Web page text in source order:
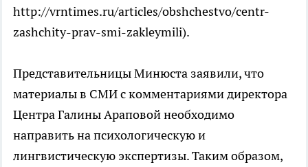
http://vrntimes.ru/articles/obshchestvo/centr-
zashchity-prav-smi-zakleymili).
Представительницы Минюста заявили, что
материалы в СМИ с комментариями директора
Центра Галины Араповой необходимо
направить на психологическую и
лингвистическую экспертизы. Таким образом,